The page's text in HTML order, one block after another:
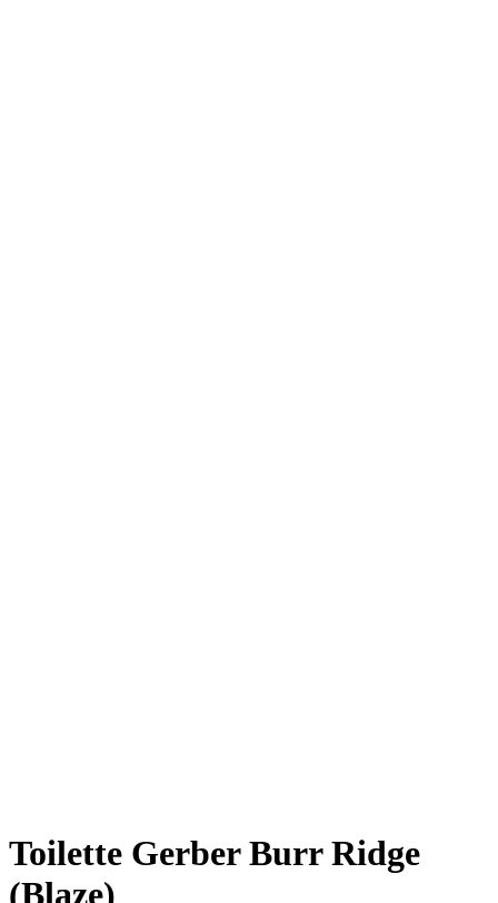
Toilette Gerber Burr Ridge
(Blaze)